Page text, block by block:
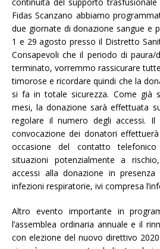
Fidas Scanzano abbiamo
due giornate di donazione sangue e
1 e 29 agosto presso il Distretto
Consapevoli che il periodo di
terminato, vorremmo rassicurare
timorose e ricordare quindi che la
si fa in totale sicurezza. Come già
mesi, la donazione sarà effettuata
regolare il numero degli accessi. Il
convocazione dei donatori
occasione del contatto
situazioni potenzialmente a
accessi alla donazione in
infezioni respiratorie, ivi compresa
Altro evento importante in
l’assemblea ordinaria annuale e il
con elezione del nuovo direttivo